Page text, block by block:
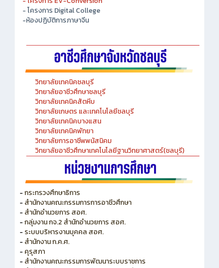
- ศูนย์ฝึกอบรมซ่อมบำรุงแขนกลและหุ่นยนต์ AI-IOT
- โครงการ EV-Conversion
- โครงการ Digital College
วิทยาลัยเทคนิคชลบุรี
วิทยาลัยอาชีวศึกษาชลบุรี
วิทยาลัยเทคนิคสัตหีบ
วิทยาลัยเกษตร และเทคโนโลยีชลบุรี
วิทยาลัยเทคนิคบางแสน
วิทยาลัยเทคนิคพัทยา
วิทยาลัยการอาชีพพนัสนิคม
วิทยาลัยอาชีวศึกษาเทคโนโลยีฐานวิทยาศาสตร์(ชลบุรี)
- กระทรวงศึกษาธิการ
- สำนักงานคณะกรรมการการอาชีวศึกษา
- สำนักอำนวยการ สอศ.
- กลุ่มงาน กจ.2 สำนักอำนวยการ สอศ.
- ระบบบริหารงานบุคคล สอศ.
- สำนักงาน ก.ค.ศ.
- คุรุสภา